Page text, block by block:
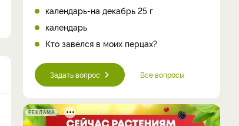
календарь-на декабрь 25 г
календарь
Кто завелся в моих перцах?
Задать вопрос Все вопросы
РЕКЛАМА